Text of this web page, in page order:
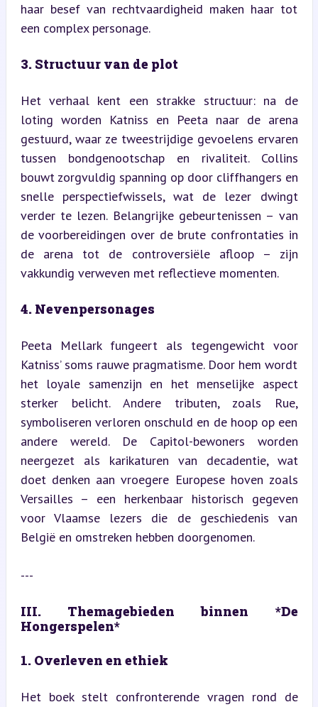
haar besef van rechtvaardigheid maken haar tot
een complex personage.
3. Structuur van de plot
Het verhaal kent een strakke structuur: na de
loting worden Katniss en Peeta naar de arena
gestuurd, waar ze tweestrijdige gevoelens ervaren
tussen bondgenootschap en rivaliteit. Collins
bouwt zorgvuldig spanning op door cliffhangers en
snelle perspectiefwissels, wat de lezer dwingt
verder te lezen. Belangrijke gebeurtenissen – van
de voorbereidingen over de brute confrontaties in
de arena tot de controversiële afloop – zijn
vakkundig verweven met reflectieve momenten.
4. Nevenpersonages
Peeta Mellark fungeert als tegengewicht voor
Katniss’ soms rauwe pragmatisme. Door hem wordt
het loyale samenzijn en het menselijke aspect
sterker belicht. Andere tributen, zoals Rue,
symboliseren verloren onschuld en de hoop op een
andere wereld. De Capitol-bewoners worden
neergezet als karikaturen van decadentie, wat
doet denken aan vroegere Europese hoven zoals
Versailles – een herkenbaar historisch gegeven
voor Vlaamse lezers die de geschiedenis van
België en omstreken hebben doorgenomen.
---
III. Themagebieden binnen *De
Hongerspelen*
1. Overleven en ethiek
Het boek stelt confronterende vragen rond de